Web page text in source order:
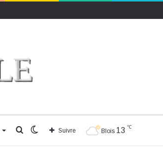
Blois 13 ℃
Suivre
Switch
Rechercher